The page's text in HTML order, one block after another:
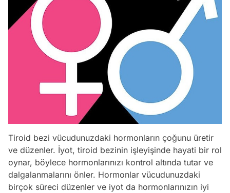
Tiroid bezi vücudunuzdaki hormonların çoğunu üretir
ve düzenler. İyot, tiroid bezinin işleyişinde hayati bir rol
oynar, böylece hormonlarınızı kontrol altında tutar ve
dalgalanmalarını önler. Hormonlar vücudunuzdaki
birçok süreci düzenler ve iyot da hormonlarınızın iyi